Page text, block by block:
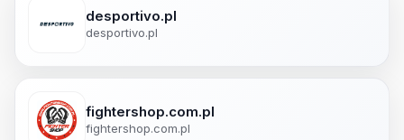
desportivo.pl
desportivo.pl
fightershop.com.pl
fightershop.com.pl